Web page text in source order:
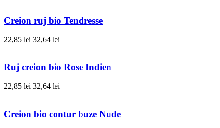
Creion ruj bio Tendresse
22,85 lei 32,64 lei
Ruj creion bio Rose Indien
22,85 lei 32,64 lei
Creion bio contur buze Nude